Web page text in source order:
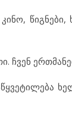
კინო,
ჩვენ